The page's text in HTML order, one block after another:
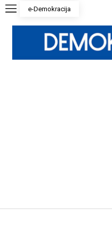
e-Demokracija